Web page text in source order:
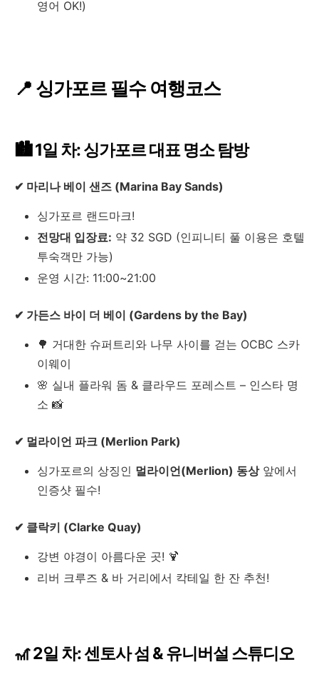
영어 OK!)
📍 싱가포르 필수 여행코스
🏙 1일 차: 싱가포르 대표 명소 탐방
✔ 마리나 베이 샌즈 (Marina Bay Sands)
싱가포르 랜드마크!
전망대 입장료: 약 32 SGD (인피니티 풀 이용은 호텔
투숙객만 가능)
운영 시간: 11:00~21:00
✔ 가든스 바이 더 베이 (Gardens by the Bay)
🌳 거대한 슈퍼트리와 나무 사이를 걷는 OCBC 스카
이웨이
🌸 실내 플라워 돔 & 클라우드 포레스트 – 인스타 명
소 📸
✔ 멀라이언 파크 (Merlion Park)
싱가포르의 상징인 멀라이언(Merlion) 동상앞에서
인증샷 필수!
✔ 클락키 (Clarke Quay)
강변 야경이 아름다운 곳! 🍹
리버 크루즈 & 바 거리에서 칵테일 한 잔 추천!
🎢 2일 차: 센토사 섬 & 유니버설 스튜디오